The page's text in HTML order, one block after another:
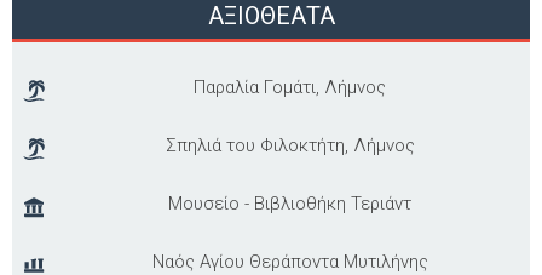
ΑΞΙΟΘΕΑΤΑ
Παραλία Γομάτι, Λήμνος
Σπηλιά του Φιλοκτήτη, Λήμνος
Μουσείο - Βιβλιοθήκη Τεριάντ
Ναός Αγίου Θεράποντα Μυτιλήνης